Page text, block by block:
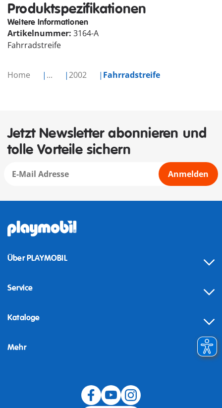
Home ... 2002 Fahrradstreife
Produktspezifikationen
Weitere Informationen
Artikelnummer: 3164-A
Fahrradstreife
Jetzt Newsletter abonnieren und
tolle Vorteile sichern
Anmelden
Über PLAYMOBIL
Service
Kataloge
Mehr